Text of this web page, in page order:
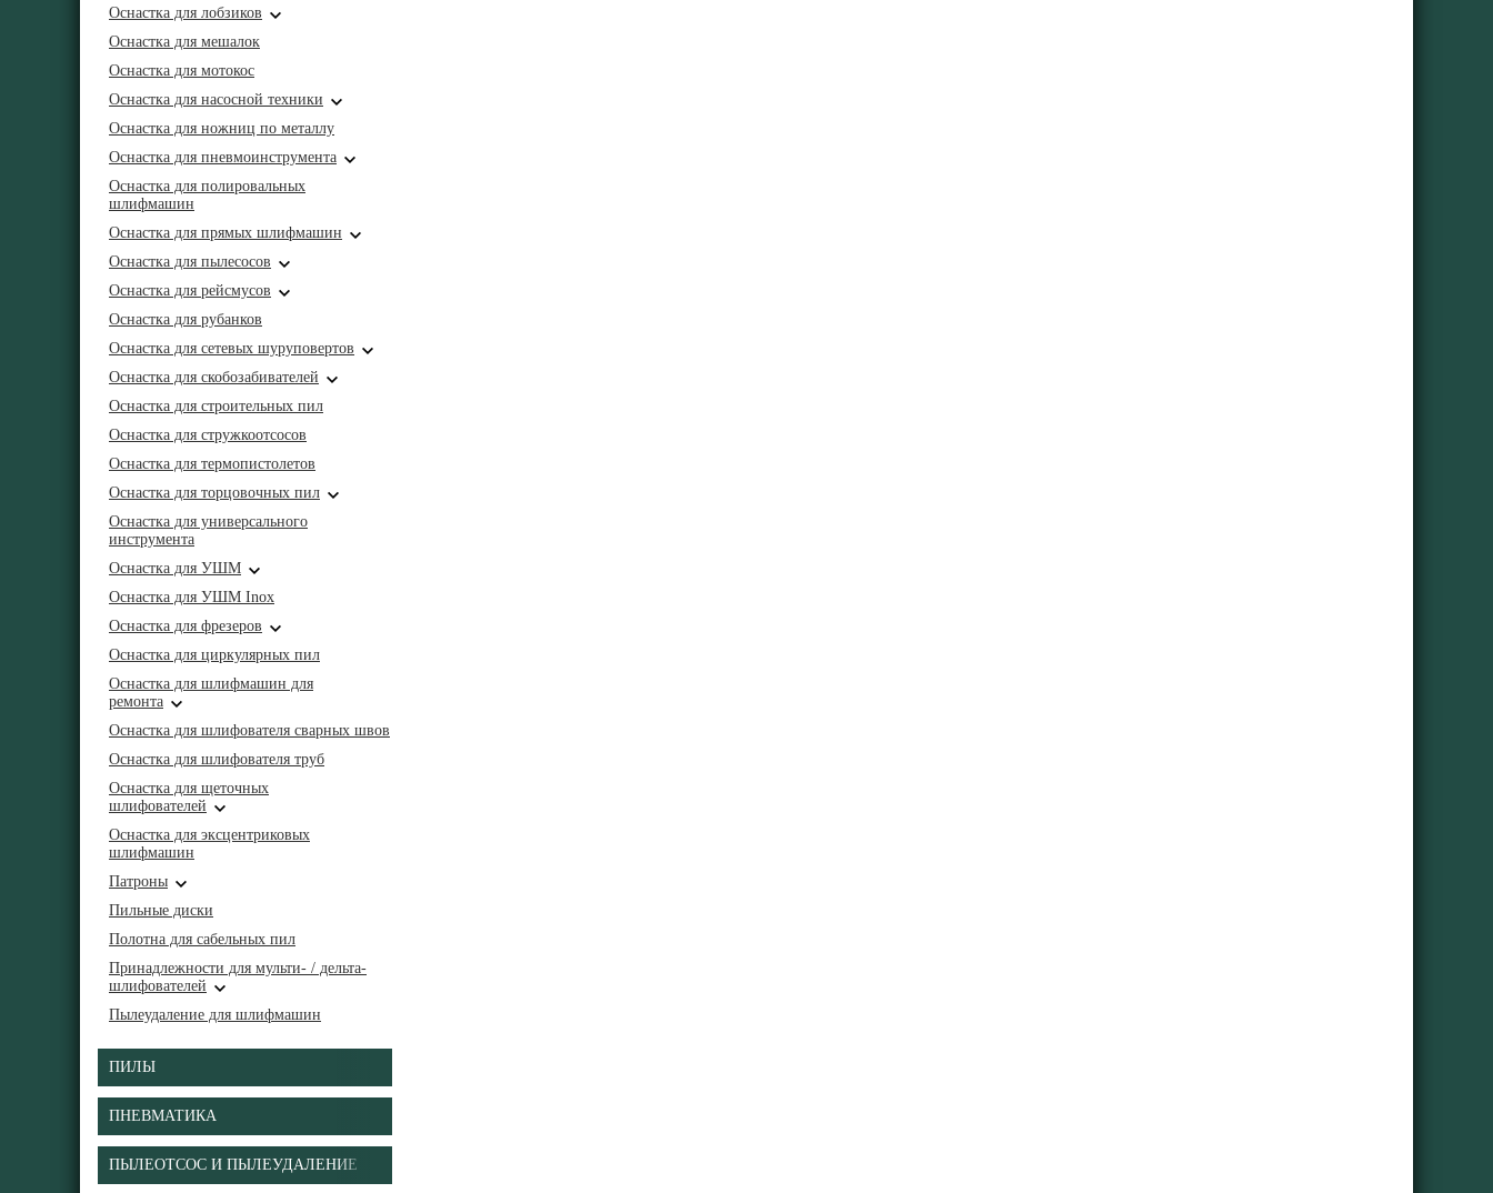
Оснастка для лобзиков
Оснастка для мешалок
Оснастка для мотокос
Оснастка для насосной техники
Оснастка для ножниц по металлу
Оснастка для пневмоинструмента
Оснастка для полировальных
шлифмашин
Оснастка для прямых шлифмашин
Оснастка для пылесосов
Оснастка для рейсмусов
Оснастка для рубанков
Оснастка для сетевых шуруповертов
Оснастка для скобозабивателей
Оснастка для строительных пил
Оснастка для стружкоотсосов
Оснастка для термопистолетов
Оснастка для торцовочных пил
Оснастка для универсального
инструмента
Оснастка для УШМ
Оснастка для УШМ Inox
Оснастка для фрезеров
Оснастка для циркулярных пил
Оснастка для шлифмашин для
ремонта
Оснастка для шлифователя сварных швов
Оснастка для шлифователя труб
Оснастка для щеточных
шлифователей
Оснастка для эксцентриковых
шлифмашин
Патроны
Пильные диски
Полотна для сабельных пил
Принадлежности для мульти- / дельта-
шлифователей
Пылеудаление для шлифмашин
ПИЛЫ
ПНЕВМАТИКА
ПЫЛЕОТСОС И ПЫЛЕУДАЛЕНИЕ